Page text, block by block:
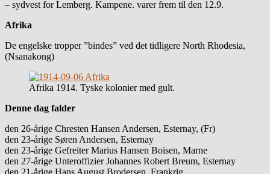
– sydvest for Lemberg. Kampene. varer frem til den 12.9.
Afrika
De engelske tropper ”bindes” ved det tidligere North Rhodesia,
(Nsanakong)
Afrika 1914. Tyske kolonier med gult.
Denne dag falder
den 26-årige Chresten Hansen Andersen, Esternay, (Fr)
den 23-årige Søren Andersen, Esternay
den 23-årige Gefreiter Marius Hansen Boisen, Marne
den 27-årige Unteroffizier Johannes Robert Breum, Esternay
den 21-årige Hans August Brodersen, Frankrig